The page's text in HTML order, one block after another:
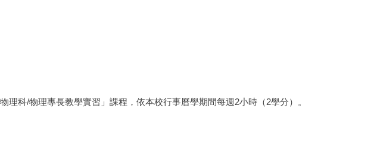
科/物理專長教學實習」課程，依本校行事曆學期間每週2小時（2學分）。